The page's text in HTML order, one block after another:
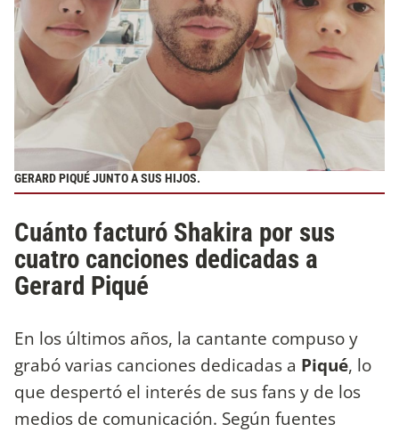
GERARD PIQUÉ JUNTO A SUS HIJOS.
Cuánto facturó Shakira por sus
cuatro canciones dedicadas a
Gerard Piqué
En los últimos años, la cantante compuso y
grabó varias canciones dedicadas a Piqué, lo
que despertó el interés de sus fans y de los
medios de comunicación. Según fuentes